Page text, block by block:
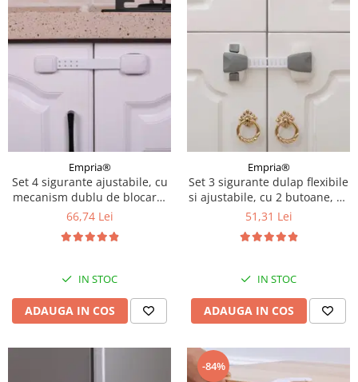
Empria®
Set 4 sigurante ajustabile, cu
mecanism dublu de blocare,
22.5 x 4.2 cm, alb
66,74 Lei
IN STOC
ADAUGA IN COS
Empria®
Set 3 sigurante dulap flexibile
si ajustabile, cu 2 butoane, 22
x 6 cm, Gri
51,31 Lei
IN STOC
ADAUGA IN COS
-84%